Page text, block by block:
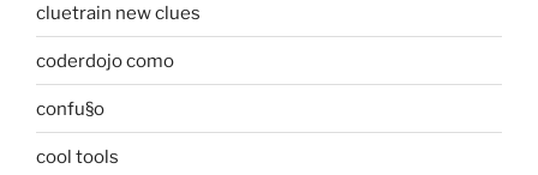
cluetrain new clues
coderdojo como
confu§o
cool tools